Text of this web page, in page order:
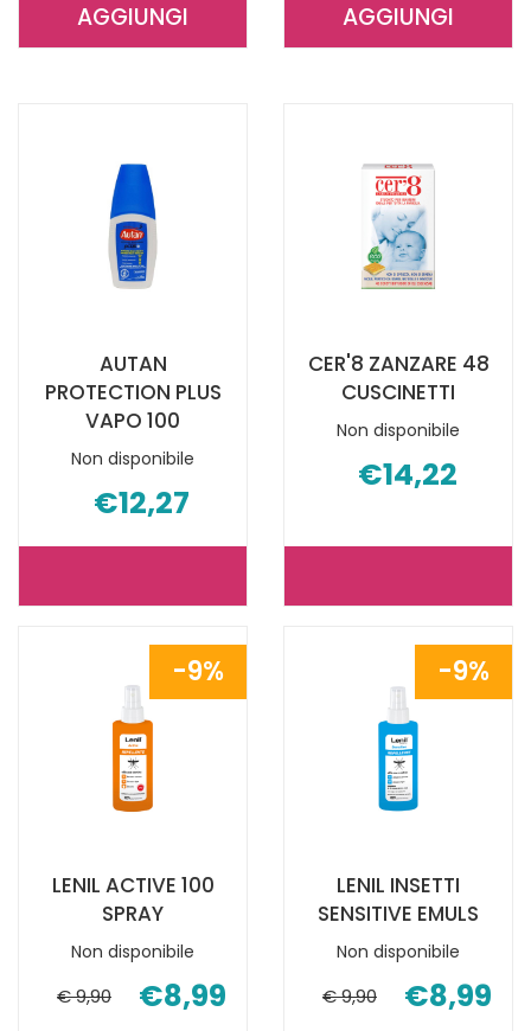
AGGIUNGIAGGIUNGI MISTICK
CARRELLO
AGGIUNGIAGGIUNGI
SPR AL
CARRELLO
AUTAN
PROTECTION PLUS
VAPO 100
Non disponibile
€12,27
PLUS
VAPO
100 NON
È
DISPONIBILE
CER'8 ZANZARE 48
CUSCINETTI
Non disponibile
€14,22
48
È
DISPONIBILE
LENIL ACTIVE 100
SPRAY
Non disponibile
9%
€ 9,90 €8,99
LENIL INSETTI
SENSITIVE EMULS
Non disponibile
9%
€ 9,90 €8,99